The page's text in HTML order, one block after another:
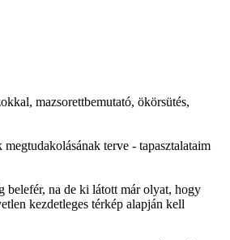
mazsorettbemutató, ökörsütés,
terve - tapasztalataim
belefér, na de ki látott már olyat, hogy
kezdetleges térkép alapján kell